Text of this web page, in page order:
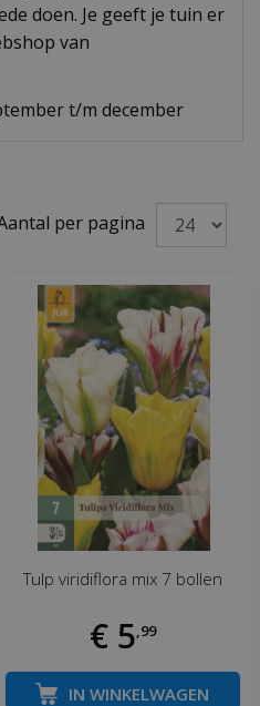
doen. Je geeft je tuin er
van
t/m december
per pagina
Tulp viridiflora mix 7 bollen
€ 5 99
IN WINKELWAGEN